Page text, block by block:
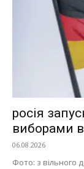
росія
виборами
06.08.2026
Фото: з вільного